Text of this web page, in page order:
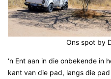
Ons spot by
‘n Ent aan in die onbekende in
kant van die pad, langs die